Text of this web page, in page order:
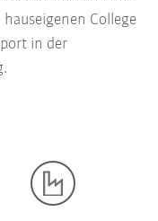
College
in der